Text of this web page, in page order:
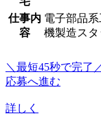
仕事内
容
電子部品
機製造スタ
＼最短45秒で完了
応募へ進む
詳しく